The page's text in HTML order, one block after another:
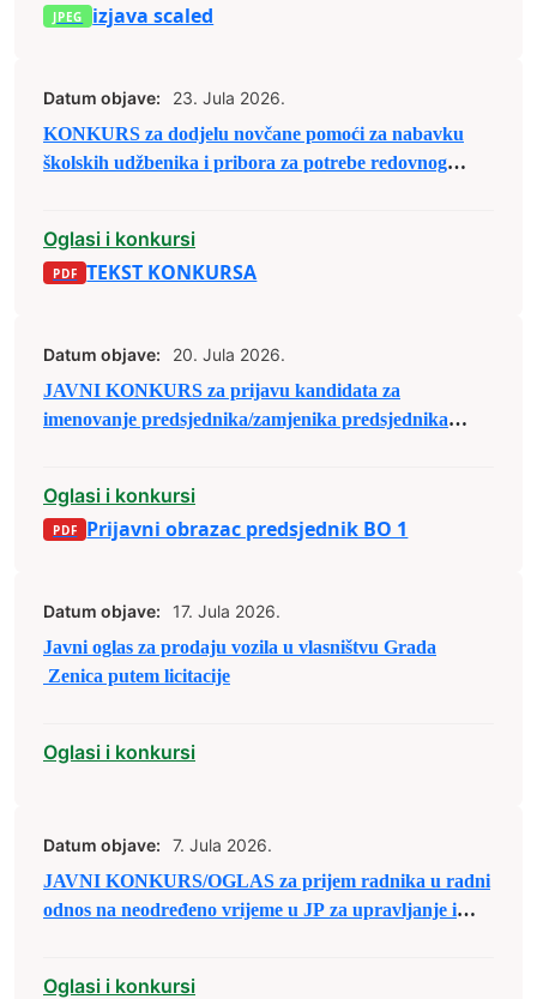
izjava scaled
Datum objave:
23. Jula 2026.
KONKURS za dodjelu novčane pomoći za nabavku
školskih udžbenika i pribora za potrebe redovnog
Oglasi i konkursi
TEKST KONKURSA
Datum objave:
20. Jula 2026.
JAVNI KONKURS za prijavu kandidata za
imenovanje predsjednika/zamjenika predsjednika
Oglasi i konkursi
Prijavni obrazac predsjednik BO 1
Datum objave:
17. Jula 2026.
Javni oglas za prodaju vozila u vlasništvu Grada
Zenica putem licitacije
Oglasi i konkursi
Datum objave:
7. Jula 2026.
JAVNI KONKURS/OGLAS za prijem radnika u radni
odnos na neodređeno vrijeme u JP za upravljanje i
Oglasi i konkursi